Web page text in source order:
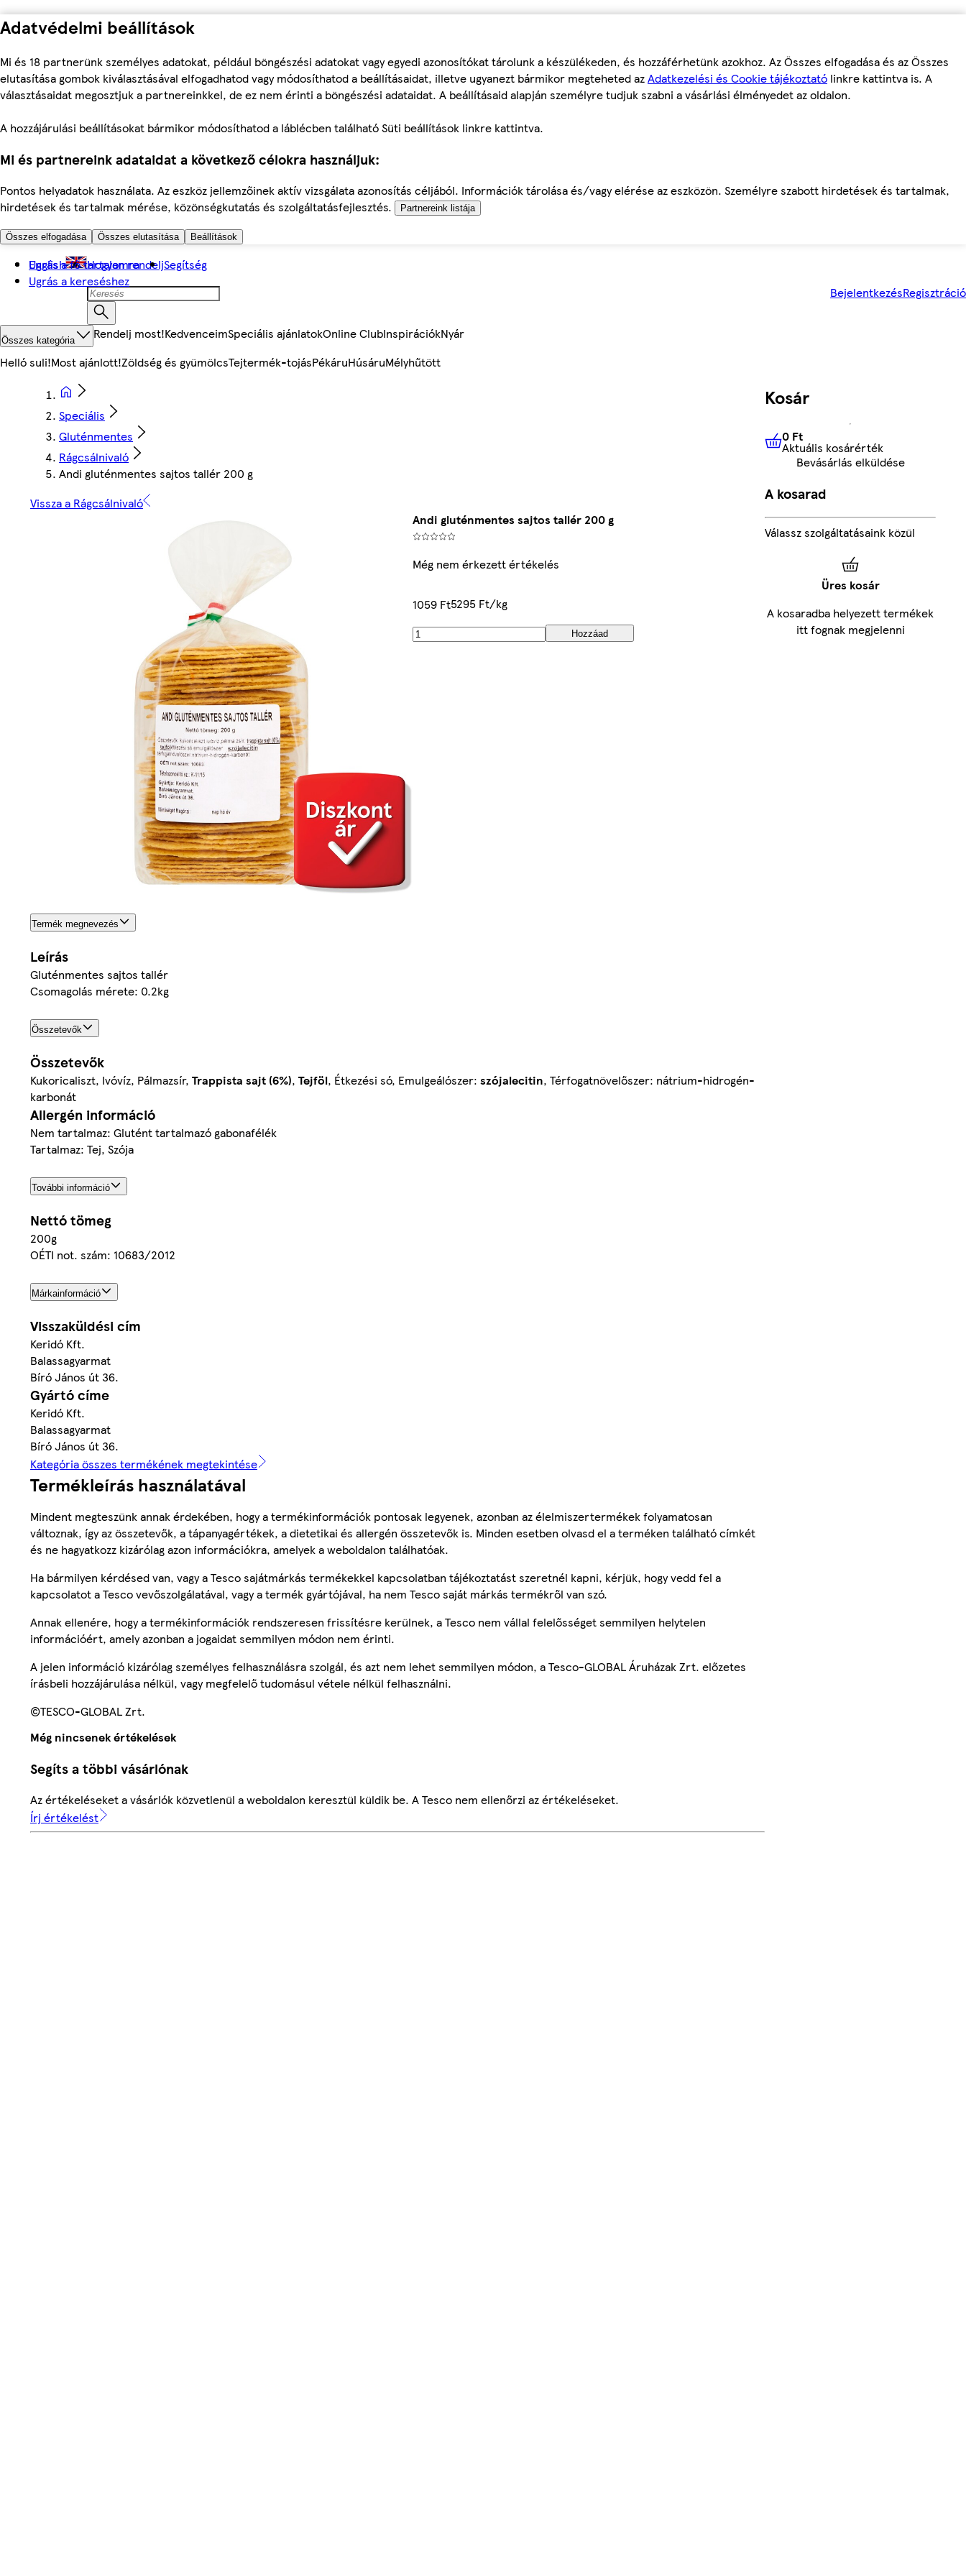
Adatvédelmi beállítások
Mi és 18 partnerünk személyes adatokat, például böngészési adatokat vagy egyedi azonosítókat tárolunk a készülékeden, és hozzáférhetünk azokhoz. Az Összes elfogadása és az Összes
elutasítása gombok kiválasztásával elfogadhatod vagy módosíthatod a beállításaidat, illetve ugyanezt bármikor megteheted azAdatkezelési és Cookie tájékoztató linkre kattintva is. A
választásaidat megosztjuk a partnereinkkel, de ez nem érinti a böngészési adataidat. A beállításaid alapján személyre tudjuk szabni a vásárlási élményedet az oldalon.
A hozzájárulási beállításokat bármikor módosíthatod a láblécben található Süti beállítások linkre kattintva.
Mi és partnereink adataidat a következő célokra használjuk:
Pontos helyadatok használata. Az eszköz jellemzőinek aktív vizsgálata azonosítás céljából. Információk tárolása és/vagy elérése az eszközön. Személyre szabott hirdetések és tartalmak,
hirdetések és tartalmak mérése, közönségkutatás és szolgáltatásfejlesztés.
Partnereink listája
Összes elfogadása Összes elutasítása Beállítások
Ugrás a fő tartalomra
Ugrás a kereséshez
English Hogyan rendeljSegítség
BejelentkezésRegisztráció
Összes kategória Rendelj most!KedvenceimSpeciális ajánlatokOnline ClubInspirációkNyár
Helló suli!Most ajánlott!Zöldség és gyümölcsTejtermék-tojásPékáruHúsáruMélyhűtött
Speciális
Gluténmentes
Rágcsálnivaló
Andi gluténmentes sajtos tallér 200 g
Vissza a Rágcsálnivaló
Andi gluténmentes sajtos tallér 200 g
Még nem érkezett értékelés
1059 Ft5295 Ft/kg
Hozzáad
Termék megnevezés
Leírás
Gluténmentes sajtos tallér
Csomagolás mérete: 0.2kg
Összetevők
Összetevők
Kukoricaliszt, Ivóvíz, Pálmazsír, Trappista sajt (6%), Tejföl, Étkezési só, Emulgeálószer: szójalecitin, Térfogatnövelőszer: nátrium-hidrogén-
karbonát
Allergén információ
Nem tartalmaz: Glutént tartalmazó gabonafélék
Tartalmaz: Tej, Szója
További információ
Nettó tömeg
200g
OÉTI not. szám: 10683/2012
Márkainformáció
Visszaküldési cím
Keridó Kft.
Balassagyarmat
Bíró János út 36.
Gyártó címe
Keridó Kft.
Balassagyarmat
Bíró János út 36.
Kategória összes termékének megtekintése
Termékleírás használatával
Mindent megteszünk annak érdekében, hogy a termékinformációk pontosak legyenek, azonban az élelmiszertermékek folyamatosan
változnak, így az összetevők, a tápanyagértékek, a dietetikai és allergén összetevők is. Minden esetben olvasd el a terméken található címkét
és ne hagyatkozz kizárólag azon információkra, amelyek a weboldalon találhatóak.
Ha bármilyen kérdésed van, vagy a Tesco sajátmárkás termékekkel kapcsolatban tájékoztatást szeretnél kapni, kérjük, hogy vedd fel a
kapcsolatot a Tesco vevőszolgálatával, vagy a termék gyártójával, ha nem Tesco saját márkás termékről van szó.
Annak ellenére, hogy a termékinformációk rendszeresen frissítésre kerülnek, a Tesco nem vállal felelősséget semmilyen helytelen
információért, amely azonban a jogaidat semmilyen módon nem érinti.
A jelen információ kizárólag személyes felhasználásra szolgál, és azt nem lehet semmilyen módon, a Tesco-GLOBAL Áruházak Zrt. előzetes
írásbeli hozzájárulása nélkül, vagy megfelelő tudomásul vétele nélkül felhasználni.
©TESCO-GLOBAL Zrt.
Még nincsenek értékelések
Segíts a többi vásárlónak
Az értékeléseket a vásárlók közvetlenül a weboldalon keresztül küldik be. A Tesco nem ellenőrzi az értékeléseket.
Írj értékelést
Kosár
0 FtAktuális kosárérték
0 Ft
Aktuális kosárérték
Bevásárlás elküldése
A kosarad
Válassz szolgáltatásaink közül
Üres kosár
A kosaradba helyezett termékek
itt fognak megjelenni